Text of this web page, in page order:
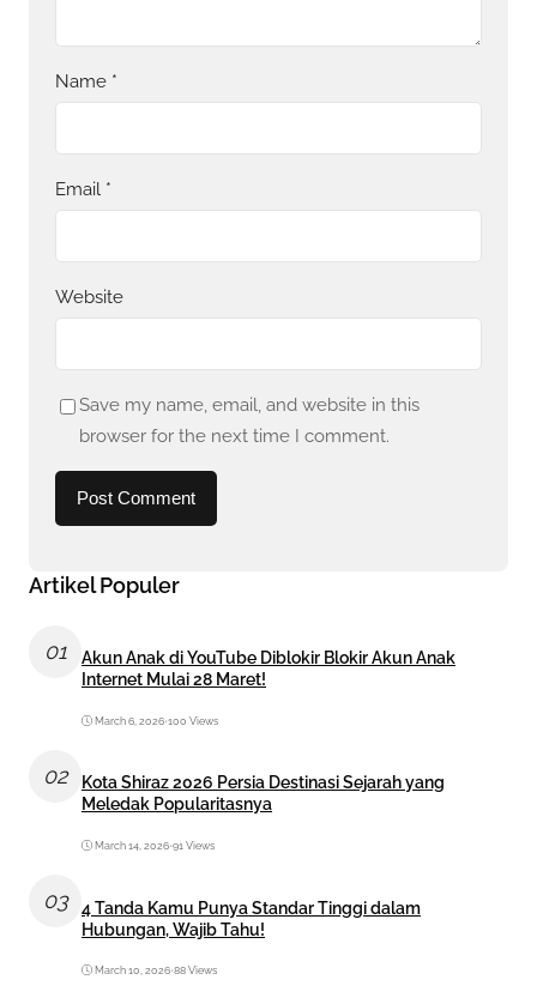
Name *
Email *
Website
Save my name, email, and website in this
browser for the next time I comment.
Artikel Populer
01
Akun Anak di YouTube Diblokir Blokir Akun Anak
Internet Mulai 28 Maret!
March 6, 2026•100 Views
02
Kota Shiraz 2026 Persia Destinasi Sejarah yang
Meledak Popularitasnya
March 14, 2026•91 Views
03
4 Tanda Kamu Punya Standar Tinggi dalam
Hubungan, Wajib Tahu!
March 10, 2026•88 Views